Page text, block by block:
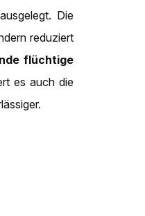
Die
reduziert
flüchtige
es auch die